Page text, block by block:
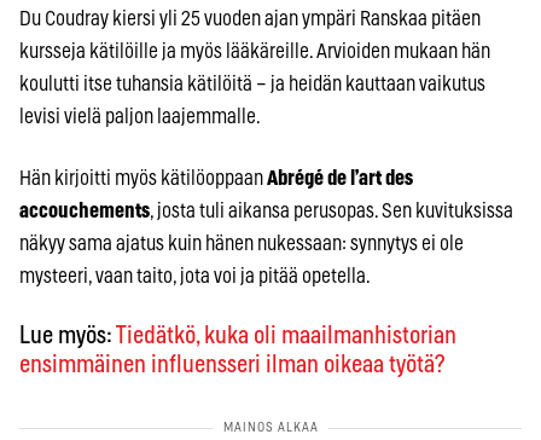
Du Coudray kiersi yli 25 vuoden ajan ympäri Ranskaa pitäen
kursseja kätilöille ja myös lääkäreille. Arvioiden mukaan hän
koulutti itse tuhansia kätilöitä – ja heidän kauttaan vaikutus
levisi vielä paljon laajemmalle.
Hän kirjoitti myös kätilöoppaanAbrégé de l’art des
accouchements, josta tuli aikansa perusopas. Sen kuvituksissa
näkyy sama ajatus kuin hänen nukessaan: synnytys ei ole
mysteeri, vaan taito, jota voi ja pitää opetella.
Lue myös:
Tiedätkö, kuka oli maailmanhistorian
ensimmäinen influensseri ilman oikeaa työtä?